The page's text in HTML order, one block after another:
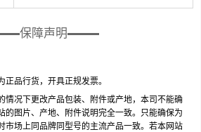
保障声明
品行货，开具正规发票。
情况下更改产品包装、附件或产地，本司不能确
的图片、产地、附件说明完全一致。只能确保为
市场上同品牌同型号的主流产品一致。若本网站